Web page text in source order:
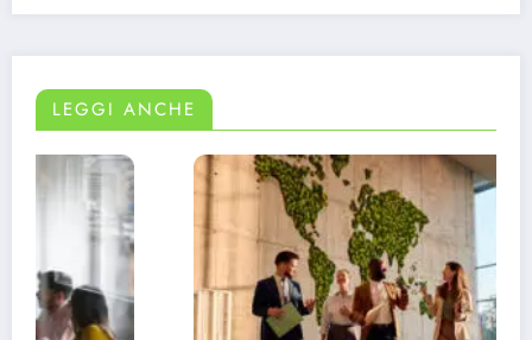
LEGGI ANCHE